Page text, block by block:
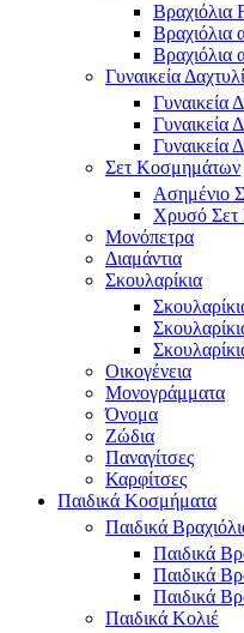
Βραχιόλια
Βραχιόλια
Βραχιόλια
Γυναικεία
Γυναικεία
Γυναικεία
Γυναικεία
Σετ Κοσμημάτων
Ασημένιο
Χρυσό
Μονόπετρα
Διαμάντια
Σκουλαρίκια
Οικογένεια
Μονογράμματα
Όνομα
Ζώδια
Παναγίτσες
Καρφίτσες
Παιδικά Κοσμήματα
Παιδικά
Παιδικά
Παιδικά
Παιδικά
Παιδικά Κολιέ